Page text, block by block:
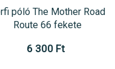
póló The Mother Road
Route 66 fekete
6 300 Ft